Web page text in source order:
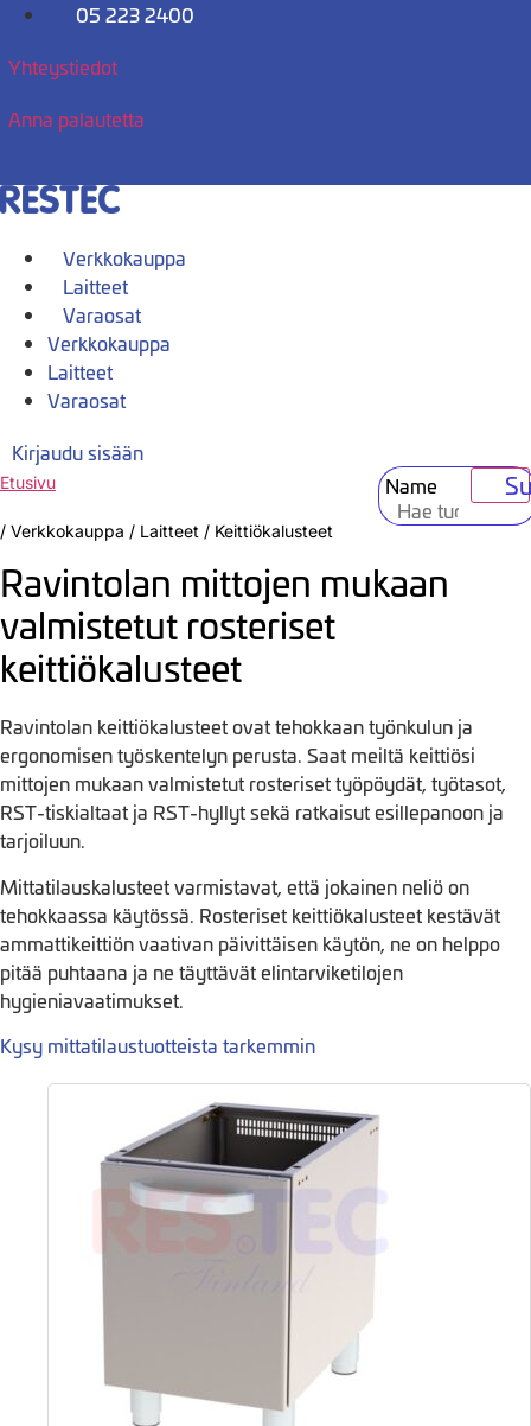
Mene
05 223 2400
Yhteystiedot
Anna palautetta
Verkkokauppa
Laitteet
Varaosat
Verkkokauppa
Laitteet
Varaosat
Kirjaudu sisään
Name
Etusivu
/ Verkkokauppa / Laitteet / Keittiökalusteet
Ravintolan mittojen mukaan
valmistetut rosteriset
keittiökalusteet
Ravintolan keittiökalusteet ovat tehokkaan työnkulun ja
ergonomisen työskentelyn perusta. Saat meiltä keittiösi
mittojen mukaan valmistetut rosteriset työpöydät, työtasot,
RST-tiskialtaat ja RST-hyllyt sekä ratkaisut esillepanoon ja
tarjoiluun.
Mittatilauskalusteet varmistavat, että jokainen neliö on
tehokkaassa käytössä. Rosteriset keittiökalusteet kestävät
ammattikeittiön vaativan päivittäisen käytön, ne on helppo
pitää puhtaana ja ne täyttävät elintarviketilojen
hygieniavaatimukset.
Kysy mittatilaustuotteista tarkemmin